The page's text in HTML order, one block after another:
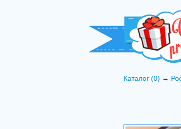
Каталог (0) →